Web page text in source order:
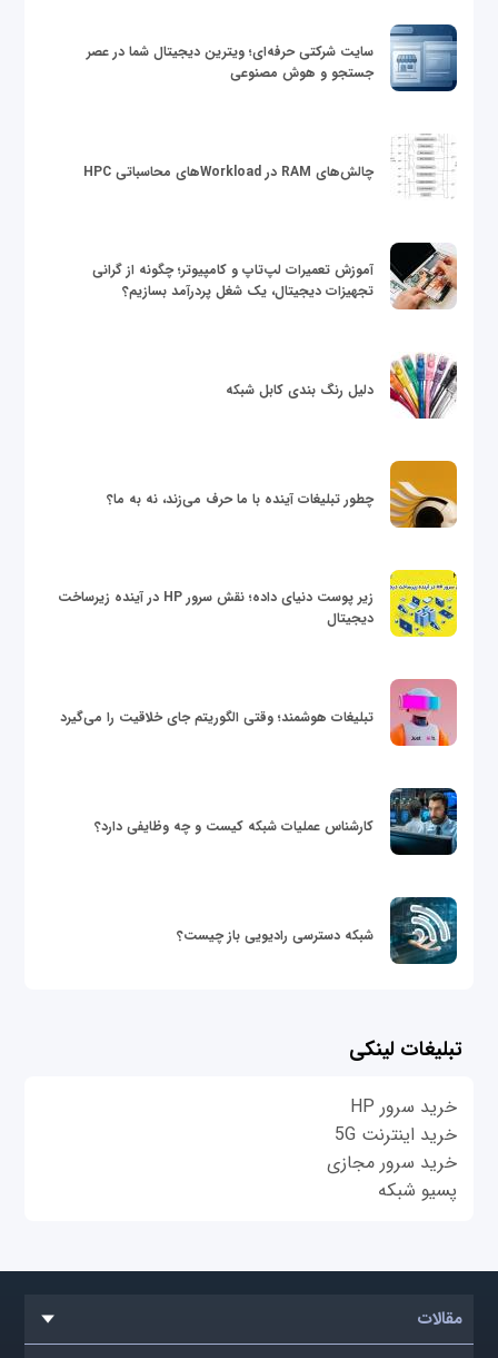
سایت شرکتی حرفه‌ای؛ ویترین دیجیتال شما در عصر
جستجو و هوش مصنوعی
چالش‌های RAM در Workloadهای محاسباتی HPC
آموزش تعمیرات لپ‌تاپ و کامپیوتر؛ چگونه از گرانی
تجهیزات دیجیتال، یک شغل پردرآمد بسازیم؟
دلیل رنگ بندی کابل شبکه
چطور تبلیغات آینده با ما حرف می‌زند، نه به ما؟
زیر پوست دنیای داده؛ نقش سرور HP در آینده زیرساخت
دیجیتال
تبلیغات هوشمند؛ وقتی الگوریتم جای خلاقیت را می‌گیرد
کارشناس عملیات شبکه کیست و چه وظایفی دارد؟
شبکه دسترسی رادیویی باز چیست؟
تبلیغات لینکی
خرید سرور HP
خرید اینترنت 5G
خرید سرور مجازی
پسیو شبکه
مقالات